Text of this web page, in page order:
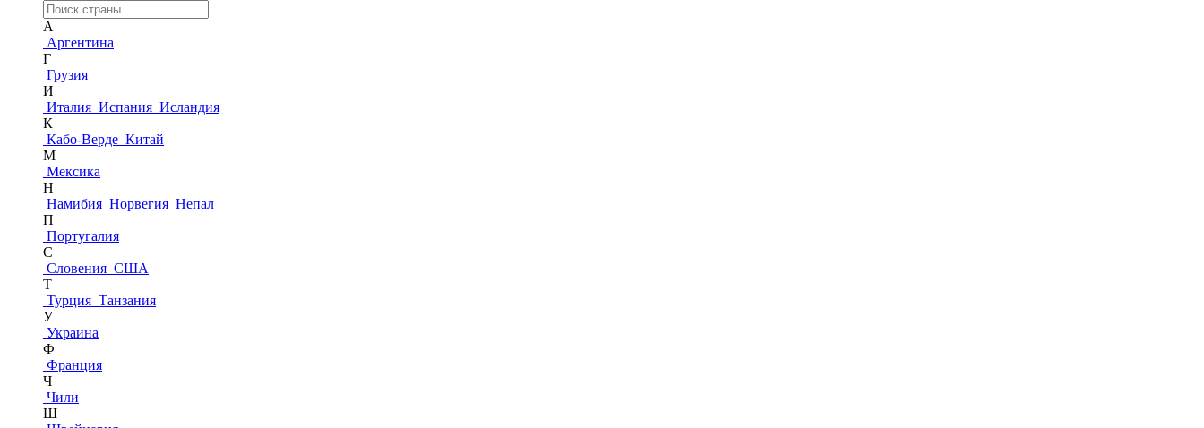
А
Аргентина
Г
Грузия
И
Италия Испания Исландия
К
Кабо-Верде Китай
М
Мексика
Н
Намибия Норвегия Непал
П
Португалия
С
Словения США
Т
Турция Танзания
У
Украина
Ф
Франция
Ч
Чили
Ш